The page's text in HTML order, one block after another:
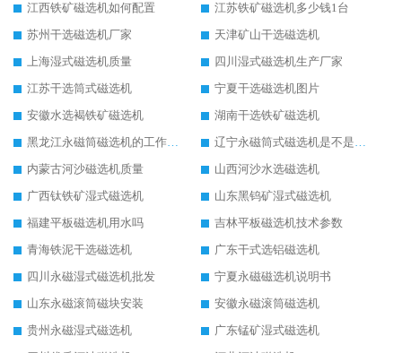
江西铁矿磁选机如何配置
江苏铁矿磁选机多少钱1台
苏州干选磁选机厂家
天津矿山干选磁选机
上海湿式磁选机质量
四川湿式磁选机生产厂家
江苏干选筒式磁选机
宁夏干选磁选机图片
安徽水选褐铁矿磁选机
湖南干选铁矿磁选机
黑龙江永磁筒磁选机的工作原理
辽宁永磁筒式磁选机是不是强磁
内蒙古河沙磁选机质量
山西河沙水选磁选机
广西钛铁矿湿式磁选机
山东黑钨矿湿式磁选机
福建平板磁选机用水吗
吉林平板磁选机技术参数
青海铁泥干选磁选机
广东干式选铝磁选机
四川永磁湿式磁选机批发
宁夏永磁磁选机说明书
山东永磁滚筒磁块安装
安徽永磁滚筒磁选机
贵州永磁湿式磁选机
广东锰矿湿式磁选机